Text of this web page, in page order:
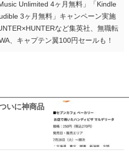
Unlimited 4ヶ月無料」「Kindle
3ヶ月無料」キャンペーン実施
など集英社、無職転
、キャプテン翼100円セールも！
いに神商品